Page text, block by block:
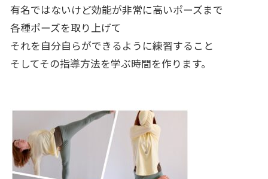
有名ではないけど効能が非常に高いポーズまで
各種ポーズを取り上げて
それを自分自らができるように練習すること
そしてその指導方法を学ぶ時間を作ります。